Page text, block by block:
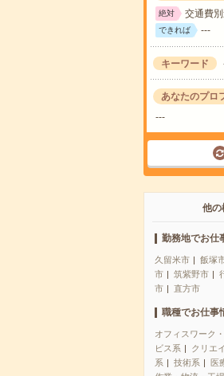
絶対 交通費
できれば ---
キーワード
あなたのプロ
---
他の
勤務地でお仕
久留米市 飯塚
市
筑紫野市
市
直方市
職種でお仕事
オフィスワーク
ビス系
クリエ
系
技術系 医